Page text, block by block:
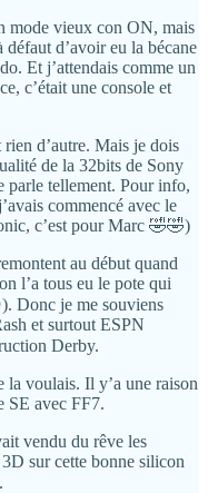
mode vieux con ON, mais
d’avoir eu la bécane
Et j’attendais comme un
c’était une console et
d’autre. Mais je dois
de la 32bits de Sony
parle tellement. Pour info,
commencé avec le
c’est pour Marc 🤣🤣)
au début quand
l’a tous eu le pote qui
Donc je me souviens
et surtout ESPN
Derby.
la voulais. Il y’a une raison
SE avec FF7.
vendu du rêve les
sur cette bonne silicon